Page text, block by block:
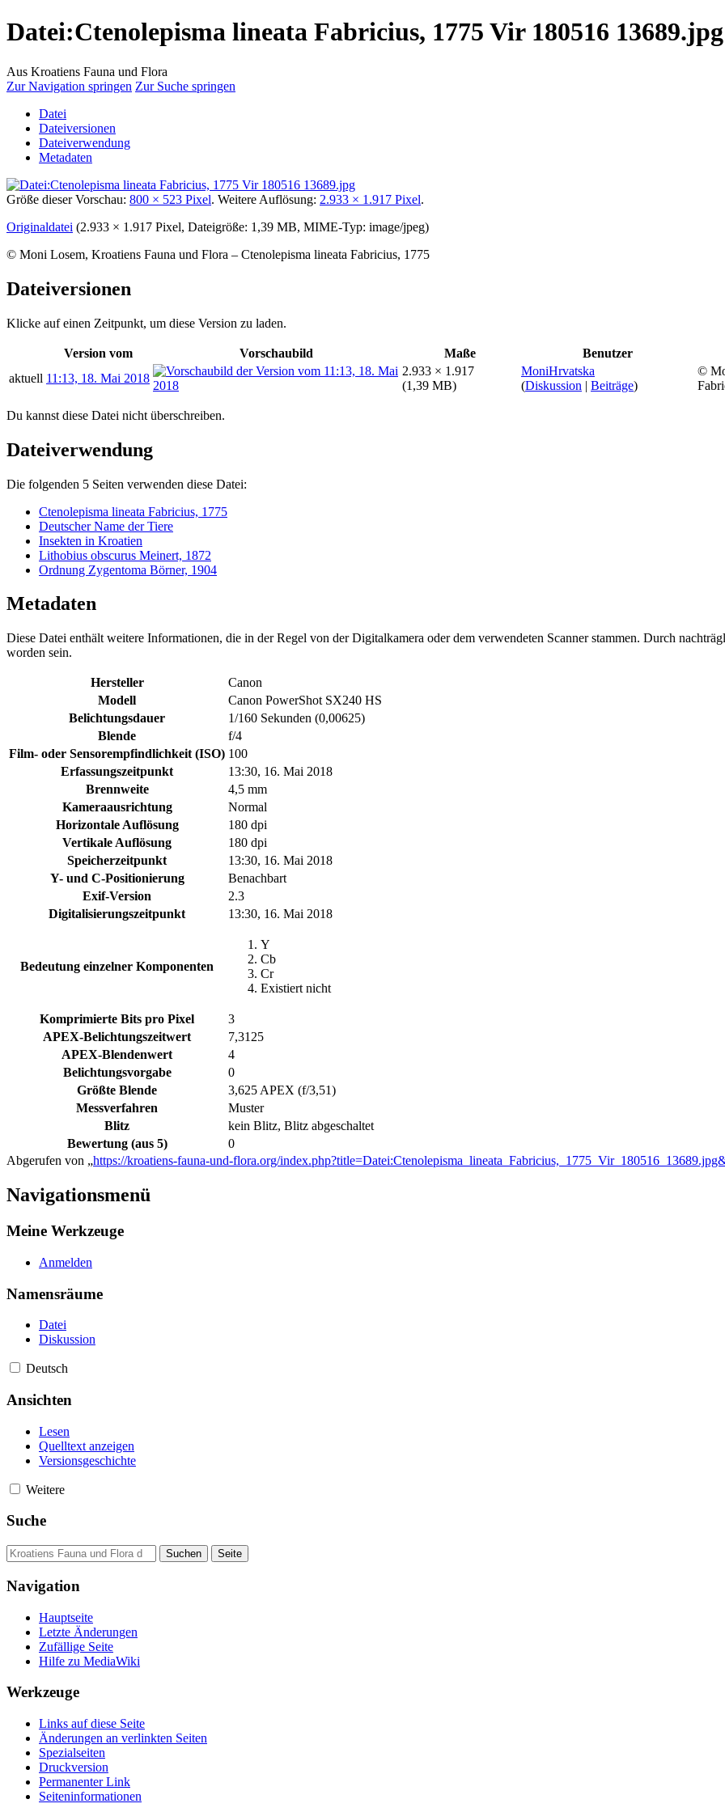
Datei:Ctenolepisma lineata Fabricius, 1775 Vir 180516 13689.jpg
Aus Kroatiens Fauna und Flora
Zur Navigation springen Zur Suche springen
Datei
Dateiversionen
Dateiverwendung
Metadaten
Größe dieser Vorschau: 800 × 523 Pixel. Weitere Auflösung: 2.933 × 1.917 Pixel.
Originaldatei (2.933 × 1.917 Pixel, Dateigröße: 1,39 MB, MIME-Typ: image/jpeg)
© Moni Losem, Kroatiens Fauna und Flora – Ctenolepisma lineata Fabricius, 1775
Dateiversionen
Klicke auf einen Zeitpunkt, um diese Version zu laden.
Version vom Vorschaubild Maße Benutzer
aktuell 11:13, 18. Mai 2018
2.933 × 1.917
(1,39 MB)
MoniHrvatska
(Diskussion | Beiträge)
©
Du kannst diese Datei nicht überschreiben.
Dateiverwendung
Die folgenden 5 Seiten verwenden diese Datei:
Ctenolepisma lineata Fabricius, 1775
Deutscher Name der Tiere
Insekten in Kroatien
Lithobius obscurus Meinert, 1872
Ordnung Zygentoma Börner, 1904
Metadaten
Diese Datei enthält weitere Informationen, die in der Regel von der Digitalkamera oder dem verwendeten Scanner stammen. Durch
worden sein.
Hersteller
Canon
Modell
Canon PowerShot SX240 HS
Belichtungsdauer
1/160 Sekunden (0,00625)
Blende
f/4
Film- oder Sensorempfindlichkeit (ISO) 100
Erfassungszeitpunkt
13:30, 16. Mai 2018
Brennweite
4,5 mm
Kameraausrichtung
Normal
Horizontale Auflösung
180 dpi
Vertikale Auflösung
180 dpi
Speicherzeitpunkt
13:30, 16. Mai 2018
Y- und C-Positionierung
Benachbart
Exif-Version
2.3
Digitalisierungszeitpunkt
13:30, 16. Mai 2018
Bedeutung einzelner Komponenten
Y
Cb
Cr
Existiert nicht
Komprimierte Bits pro Pixel
3
APEX-Belichtungszeitwert
7,3125
APEX-Blendenwert
4
Belichtungsvorgabe
0
Größte Blende
3,625 APEX (f/3,51)
Messverfahren
Muster
Blitz
kein Blitz, Blitz abgeschaltet
Bewertung (aus 5)
0
Abgerufen von „https://kroatiens-fauna-und-flora.org/
Navigationsmenü
Meine Werkzeuge
Anmelden
Namensräume
Datei
Diskussion
Deutsch
Ansichten
Lesen
Quelltext anzeigen
Versionsgeschichte
Weitere
Suche
Navigation
Hauptseite
Letzte Änderungen
Zufällige Seite
Hilfe zu MediaWiki
Werkzeuge
Links auf diese Seite
Änderungen an verlinkten Seiten
Spezialseiten
Druckversion
Permanenter Link
Seiten­informationen